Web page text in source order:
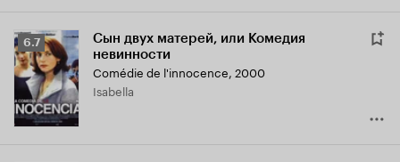
Рейтинг
Кинопоиска
6.7
6.7
Сын двух матерей, или Комедия
невинности
Comédie de l'innocence, 2000
Isabella